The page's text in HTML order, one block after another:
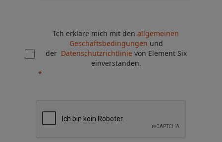
Ich erkläre mich mit den allgemeinen
Geschäftsbedingungen und
der Datenschutzrichtlinie von Element Six
einverstanden.